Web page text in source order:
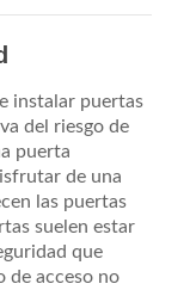
instalar puertas
del riesgo de
puerta
de una
las puertas
suelen estar
que
de acceso no